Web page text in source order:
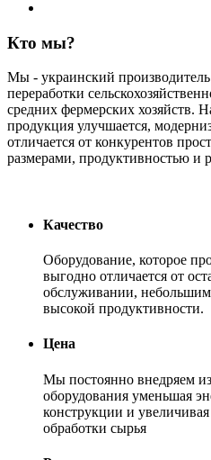
Кто мы?
Мы - украинский производитель
переработки
средних фермерских хозяйств.
продукция улучшается,
отличается от конкурентов
размерами, продуктивностью и
Качество
Оборудование, которое
выгодно отличается от
обслуживании,
высокой продуктивности.
Цена
Мы постоянно внедряем
оборудования уменьшая
конструкции и
обработки сырья